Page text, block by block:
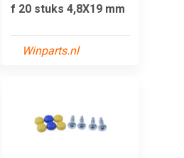
f 20 stuks 4,8X19 mm
Winparts.nl